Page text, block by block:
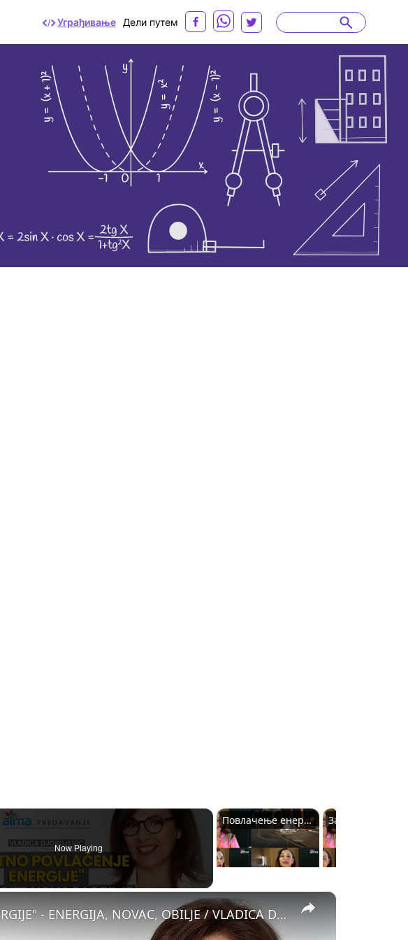
Уграђивање Дели путем
Now Playing
Повлачење енергије и медитација
×
"ZLATNO POVLAČENJE ENERGIJE" - ENERGIJA, NOVAC, OBILJE / VLADICA DJORDJEVIC / ATMA PREDAVANJA